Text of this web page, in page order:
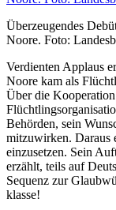
Überzeugendes
Noore. Foto:
Verdienten Applaus
Noore kam als
Über die
Behörden, sein
mitzuwirken. Daraus
einzusetzen. Sein
erzählt, teils auf
Sequenz zur
klasse!